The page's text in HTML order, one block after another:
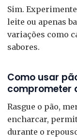
Sim.
leite ou apenas
variações como
sabores.
Como usar
comprometer
Rasgue o pão,
encharcar,
durante o